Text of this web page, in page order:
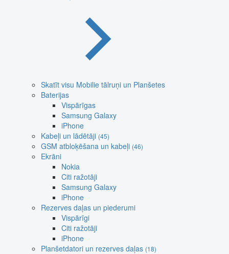
Skatīt visu Mobilie tālruņi un Planšetes
Baterijas
Vispārīgas
Samsung Galaxy
iPhone
Kabeļi un lādētāji (45)
GSM atbloķēšana un kabeļi (46)
Ekrāni
Nokia
Citi ražotāji
Samsung Galaxy
iPhone
Rezerves daļas un piederumi
Vispārīgi
Citi ražotāji
iPhone
Planšetdatori un rezerves daļas (18)